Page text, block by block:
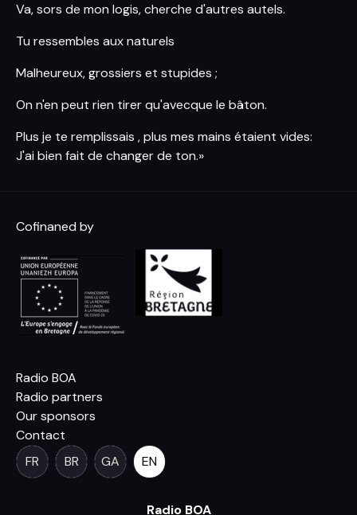
Va, sors de mon logis, cherche d'autres autels.
Tu ressembles aux naturels
Malheureux, grossiers et stupides ;
On n'en peut rien tirer qu'avecque le bâton.
Plus je te remplissais , plus mes mains étaient vides:
J'ai bien fait de changer de ton.»
Cofinaned by
Radio BOA
Radio partners
Our sponsors
Contact
FR
BR GA EN
Radio BOA